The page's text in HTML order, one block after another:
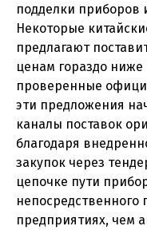
подделки приборов
Некоторые
предлагают
ценам гораздо ниже
проверенные
эти предложения
каналы поставок
благодаря
закупок через
цепочке пути
непосредственного
предприятиях, чем